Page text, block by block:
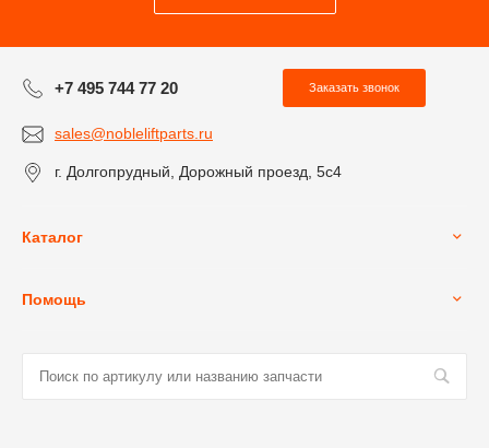
+7 495 744 77 20 Заказать звонок
sales@nobleliftparts.ru
г. Долгопрудный, Дорожный проезд, 5с4
Каталог
Помощь